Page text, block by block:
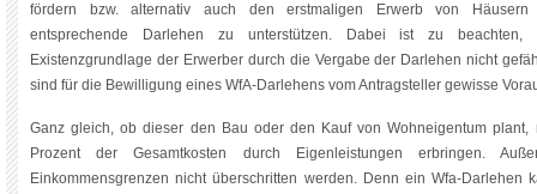
fördern bzw. alternativ auch den erstmaligen Erwerb von
entsprechende Darlehen zu unterstützen. Dabei ist zu beachten,
Existenzgrundlage der Erwerber durch die Vergabe der Darlehen nicht
sind für die Bewilligung eines WfA-Darlehens vom Antragsteller gewisse
Ganz gleich, ob dieser den Bau oder den Kauf von Wohneigentum plant,
Prozent der Gesamtkosten durch Eigenleistungen erbringen.
Einkommensgrenzen nicht überschritten werden. Denn ein Wfa-Darlehen